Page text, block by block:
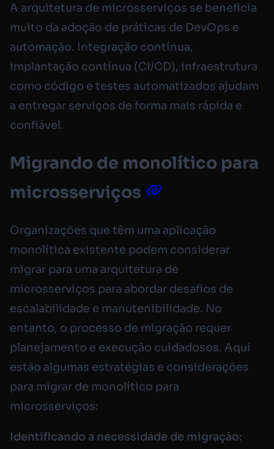
A arquitetura de microsserviços se beneficia
muito da adoção de práticas de DevOps e
automação. Integração contínua,
implantação contínua (CI/CD), infraestrutura
como código e testes automatizados ajudam
a entregar serviços de forma mais rápida e
confiável.
Migrando de monolítico para
microsserviços
Organizações que têm uma aplicação
monolítica existente podem considerar
migrar para uma arquitetura de
microsserviços para abordar desafios de
escalabilidade e manutenibilidade. No
entanto, o processo de migração requer
planejamento e execução cuidadosos. Aqui
estão algumas estratégias e considerações
para migrar de monolítico para
microsserviços:
Identificando a necessidade de migração: